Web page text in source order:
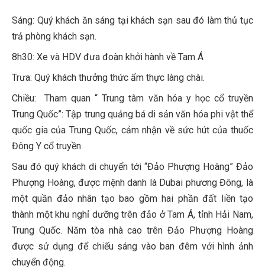
Sáng: Quý khách ăn sáng tại khách sạn sau đó làm thủ tục
trả phòng khách sạn.
8h30: Xe và HDV đưa đoàn khởi hành về Tam Á
Trưa: Quý khách thưởng thức ẩm thực làng chài.
Chiều: Tham quan “ Trung tâm văn hóa y học cổ truyền
Trung Quốc”: Tập trung quảng bá di sản văn hóa phi vật thể
quốc gia của Trung Quốc, cảm nhận về sức hút của thuốc
Đông Y cổ truyền
Sau đó quý khách di chuyển tới “Đảo Phượng Hoàng” Đảo
Phượng Hoàng, được mệnh danh là Dubai phương Đông, là
một quần đảo nhân tạo bao gồm hai phần đất liền tạo
thành một khu nghỉ dưỡng trên đảo ở Tam Á, tỉnh Hải Nam,
Trung Quốc. Năm tòa nhà cao trên Đảo Phượng Hoàng
được sử dụng để chiếu sáng vào ban đêm với hình ảnh
chuyển động.